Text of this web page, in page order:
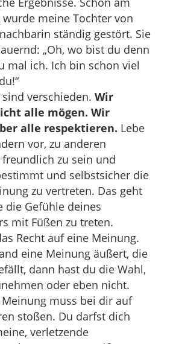
wurde meine Tochter von
ständig gestört. Sie
„Oh, wo bist du denn
mal ich. Ich bin schon viel
verschieden. Wir
alle mögen. Wir
alle respektieren. Lebe
vor, zu anderen
zu sein und
und selbstsicher die
zu vertreten. Das geht
die Gefühle deines
mit Füßen zu treten.
Recht auf eine Meinung.
eine Meinung äußert, die
dann hast du die Wahl,
oder eben nicht.
muss bei dir auf
stoßen. Du darfst dich
verletzende